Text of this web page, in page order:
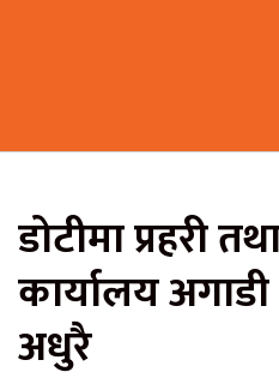
डोटीमा प्रहरी
कार्यालय
अधुरै